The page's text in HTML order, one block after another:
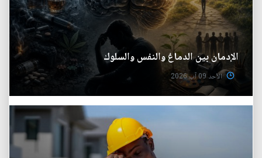
الإدمان بين الدماغ والنفس والسلوك
الأحد 09 آب 2026